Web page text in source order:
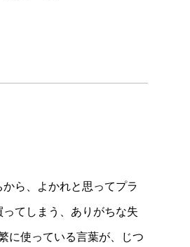
ら、よかれと思ってプラ
てしまう、ありがちな失
に使っている言葉が、じつ